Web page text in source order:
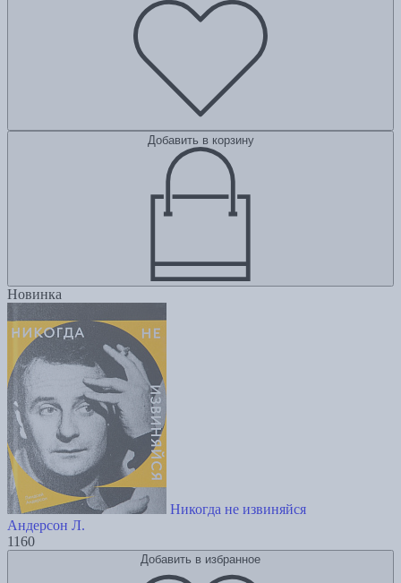
Добавить в корзину
Новинка
Никогда не извиняйся
Андерсон Л.
1160
Добавить в избранное